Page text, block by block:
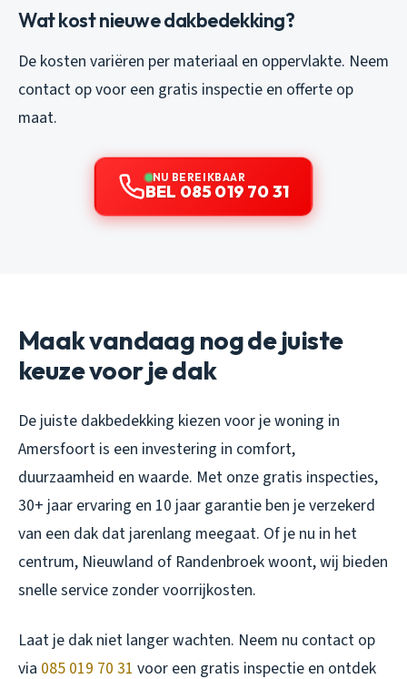
Wat kost nieuwe dakbedekking?
De kosten variëren per materiaal en oppervlakte. Neem
contact op voor een gratis inspectie en offerte op
maat.
NU BEREIKBAAR
BEL 085 019 70 31
Maak vandaag nog de juiste
keuze voor je dak
De juiste dakbedekking kiezen voor je woning in
Amersfoort is een investering in comfort,
duurzaamheid en waarde. Met onze gratis inspecties,
30+ jaar ervaring en 10 jaar garantie ben je verzekerd
van een dak dat jarenlang meegaat. Of je nu in het
centrum, Nieuwland of Randenbroek woont, wij bieden
snelle service zonder voorrijkosten.
Laat je dak niet langer wachten. Neem nu contact op
via 085 019 70 31 voor een gratis inspectie en ontdek